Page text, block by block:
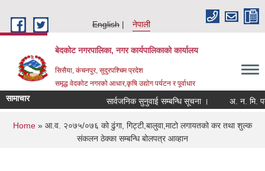
English
नेपाली
बेदकोट नगरपालिका, नगर कार्यपालिकाको कार्यालय
सिसैया, कंचनपुर, सुदुरपश्चिम प्रदेश
समृद्ध वेदकोट नगरको आधार,कृषि उद्योग पर्यटन र पूर्वाधार
सामाचार सार्वजनिक सुनुवाई सम्बन्धि सूचना ।
You are here
Home » आ.व. २०७५/०७६ को ढुंगा, गिट्टी,बालुवा,माटो लगायतको कर तथा शुल्क
संकलन ठेक्का सम्बन्धि बोलपत्र आव्हान